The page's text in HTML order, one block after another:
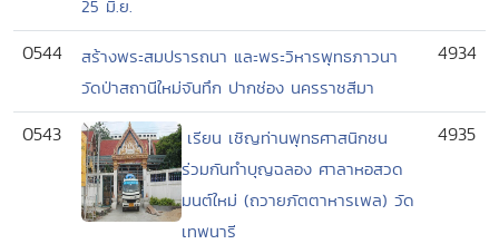
25 มิ.ย.
0544
สร้างพระสมปรารถนา และพระวิหารพุทธภาวนา
วัดป่าสถานีใหม่จันทึก ปากช่อง นครราชสีมา
4934
0543
เรียน เชิญท่านพุทธศาสนิกชน
ร่วมกันทำบุญฉลอง ศาลาหอสวด
มนต์ใหม่ (ถวายภัตตาหารเพล) วัด
เทพนารี
4935